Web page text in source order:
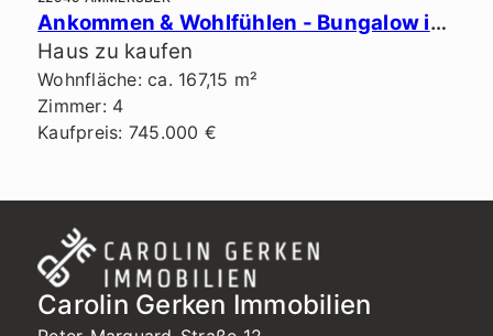
Ankommen & Wohlfühlen - Bungalow in Bestlage von Ammersbek.
Haus zu kaufen
Wohnfläche: ca. 167,15 m²
Zimmer: 4
Kaufpreis: 745.000 €
Carolin Gerken Immobilien